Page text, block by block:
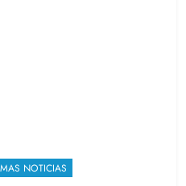
NOTICIAS